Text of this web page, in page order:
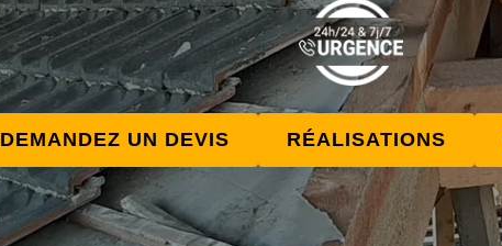
DEMANDEZ UN DEVIS RÉALISATIONS